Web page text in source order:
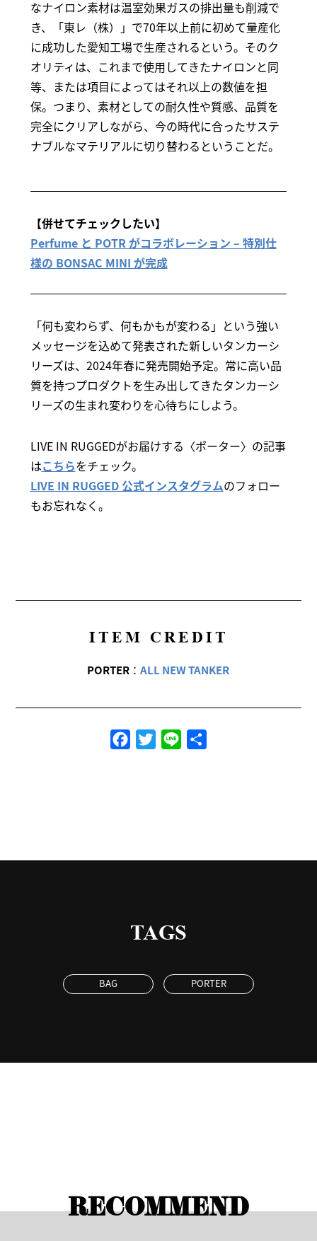
なナイロン素材は温室効果ガスの排出量も削減で
き、「東レ（株）」で70年以上前に初めて量産化
に成功した愛知工場で生産されるという。そのク
オリティは、これまで使用してきたナイロンと同
等、または項目によってはそれ以上の数値を担
保。つまり、素材としての耐久性や質感、品質を
完全にクリアしながら、今の時代に合ったサステ
ナブルなマテリアルに切り替わるということだ。
【併せてチェックしたい】
Perfume と POTR がコラボレーション – 特別仕
様の BONSAC MINI が完成
「何も変わらず、何もかもが変わる」という強い
メッセージを込めて発表された新しいタンカーシ
リーズは、2024年春に発売開始予定。常に高い品
質を持つプロダクトを生み出してきたタンカーシ
リーズの生まれ変わりを心待ちにしよう。
LIVE IN RUGGEDがお届けする〈ポーター〉の記事
はこちらをチェック。
LIVE IN RUGGED 公式インスタグラムのフォロー
もお忘れなく。
ITEM CREDIT
PORTER ：ALL NEW TANKER
FacebookTwitterLine
TAGS
BAG PORTER
RECOMMEND